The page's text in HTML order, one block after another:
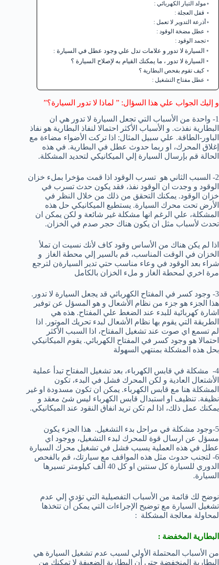
مولد التيار الكهربائي :
قفل العجلة :
أذرعة التدوير لا تعمل :
عطل مضخة الوقود :
تجمد الوقود :
السيارة لا تدور و علامات تدل علي وجود عطل في السيارة :
السيارة لا تدور ، ما يمكنك القيام به لإصلاح السيارة ؟
كيف تقوم بفحص البطارية ؟
عطل مفتاح التشغيل :
و إليك الجواب علي هذا السؤال: ” لماذا لا تدور السيارة؟”
1- واحدة من الأسباب التي تجعل السيارة لا تدور هي ان
البطارية نفذت. و الأسباب الأكثر احتمالا لنفاذ البطارية هو نفاذ
الباور-الطاقة. علي سبيل المثال: اذا تركت الأضواء مضاءة مع
إغلاق المحرك، او ربما حدوث عطل في البطارية. في هذه
الحالة قم بإرسال السيارة إلي الميكانيكي لتحديد المشكلة.
2- السبب الثاني هو تسرب الوقود اذا قمت مؤخرا بملء خزان
الوقود و وجدت ان الوقود نفذ، فقد يكون حدث تسرب في
خزان الوقود. يمكنك التحقق من ذلك من خلال النظر في
الأرض تحت محرك السيارة. يستطيع الميكانيكي حل هذه
المشكلة، علي الرغم انها مشكلة غير شائعة و لكن يمكن ان
تحدث لأسباب مثل ان يكون هناك حجر صدم في الخزان.
اذا لم يكن هناك من الأساس وقود كاف لأنك نسيت ان تملأ
الخزان في الوقت المناسب، قم بالسير إلي محطة الغاز و
شراء بعد الوقود في وعاء مناسب حتي تدير السيارةن لترجع
مرة اخري لمحطة الغاز و ملء الخزان بالكامل
3- وجود كسر في المفتاح الكهربائي قد يجعل السيارة لا تدور.
هذا الجزء هو جزء من نظام الأشعال و هو المسؤل عن توفير
اشارة كهربائية للبدء عند الضغط علي المفتاح. هذه هي
الطريقة التي يقوم بها نظام الأشعال لبدء تحريك الموتور. اذا
لم تسمع اي صوت عند تشغيل المفتاح، اذا السبب الأكثر
احتمالا هو وجود كسر في المفتاح الكهربائي. يقوم الميكانيكي
بحل هذه المشكلة بمنتهي السهولة
4- مشكلة في قابس الكهرباء، بعد تشغيل المفتاح تبدأ عملية
الأشتعال العادية و لكن المحرك فشل في البدء، تكون
المشكلة هنا مع قابس الكهرباء. يمكن ان تكون مسدودة او غير
نظيفة. تنظيف او استبدال قابس الكهرباء ليس شئ معقد و
يمكنك عمل ذلك، اذا لم تكن تريد انفاق النقود عند الميكانيكي.
5-وجود مشكلة في مراحل بدء التشغيل. هذا الجزء يكون
مسؤل عن ارسال قوة للمحرك لبدء التشغيل، ووجود اي
عطل في هذه العملية يسبب فشل في تشغيل محرك السيارة
6- لتجنب حدوث مثل هذه المواقف مع سيارتك، قم بالفحص
الدوري للسيارة كل سنتين او كل 40 ألف كيلومتر تسيرها
السيارة.
نوضح لك قائمة من الأسباب التفصيلية التي تؤدي إلي عدم
تشغيل السيارة مع توضيح الإجراءات التي يمكن أن تتخذها
لمحاولة معالجة المشكلة :
البطارية المخفضة :
من الأسباب المحتملة الأولي لسبب عدم تشغيل السيارة هي
البطارية المنخفضة حتي أن البطارية الضعيفة لا تمكنك من